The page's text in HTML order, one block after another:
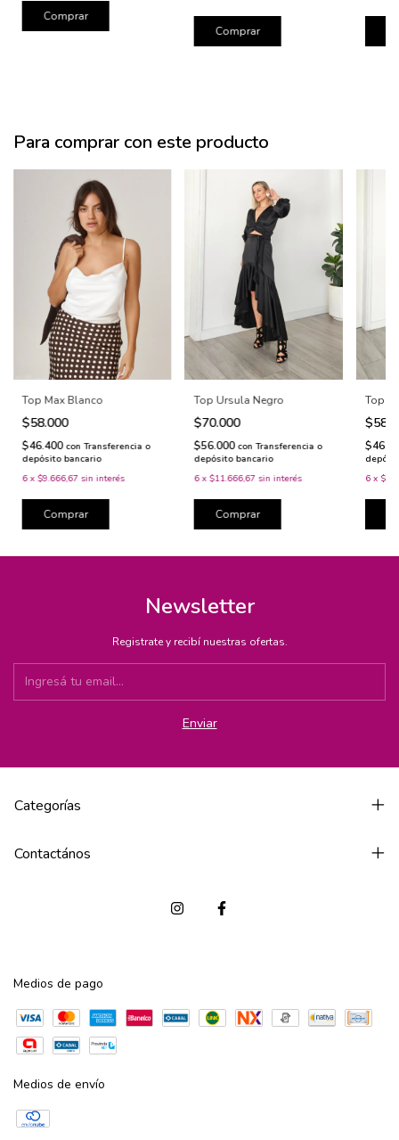
Comprar
Comprar
Para comprar con este producto
Top Max Blanco
$58.000
$46.400 con Transferencia o
depósito bancario
6 x $9.666,67 sin interés
Comprar
Top Ursula Negro
$70.000
$56.000 con Transferencia o
depósito bancario
6 x $11.666,67 sin interés
Comprar
Top
6 x
Newsletter
Registrate y recibí nuestras ofertas.
Categorías
Contactános
Medios de pago
Medios de envío